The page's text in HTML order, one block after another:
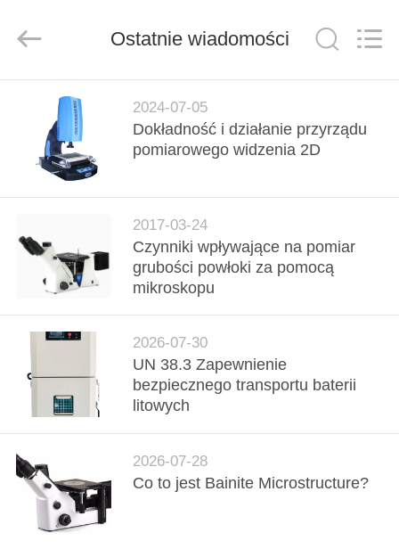
DOMU
PRODUKTY
FILMY
NAS
WYCIECZKA
PO
FABRYCE
KONTROLA
JAKOŚCI
Rights
Ostatnie wiadomości
2024-07-05
Dokładność i działanie przyrządu
pomiarowego widzenia 2D
2017-03-24
Czynniki wpływające na pomiar
grubości powłoki za pomocą
mikroskopu
2026-07-30
UN 38.3 Zapewnienie
bezpiecznego transportu baterii
litowych
2026-07-28
Co to jest Bainite Microstructure?